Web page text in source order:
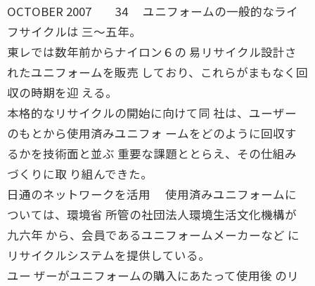
OCTOBER 2007 34 ユニフォームの一般的なライ
フサイクルは 三〜五年。
東レでは数年前からナイロン６の 易リサイクル設計さ
れたユニフォームを販売 しており、これらがまもなく回
収の時期を迎 える。
本格的なリサイクルの開始に向けて同 社は、ユーザー
のもとから使用済みユニフォ ームをどのように回収す
るかを技術面と並ぶ 重要な課題ととらえ、その仕組み
づくりに取 り組んできた。
日通のネットワークを活用 使用済みユニフォームに
ついては、環境省 所管の社団法人環境生活文化機構が
九六年 から、会員であるユニフォームメーカーなど に
リサイクルシステムを提供している。
ユー ザーがユニフォームの購入にあたって使用後 のリ